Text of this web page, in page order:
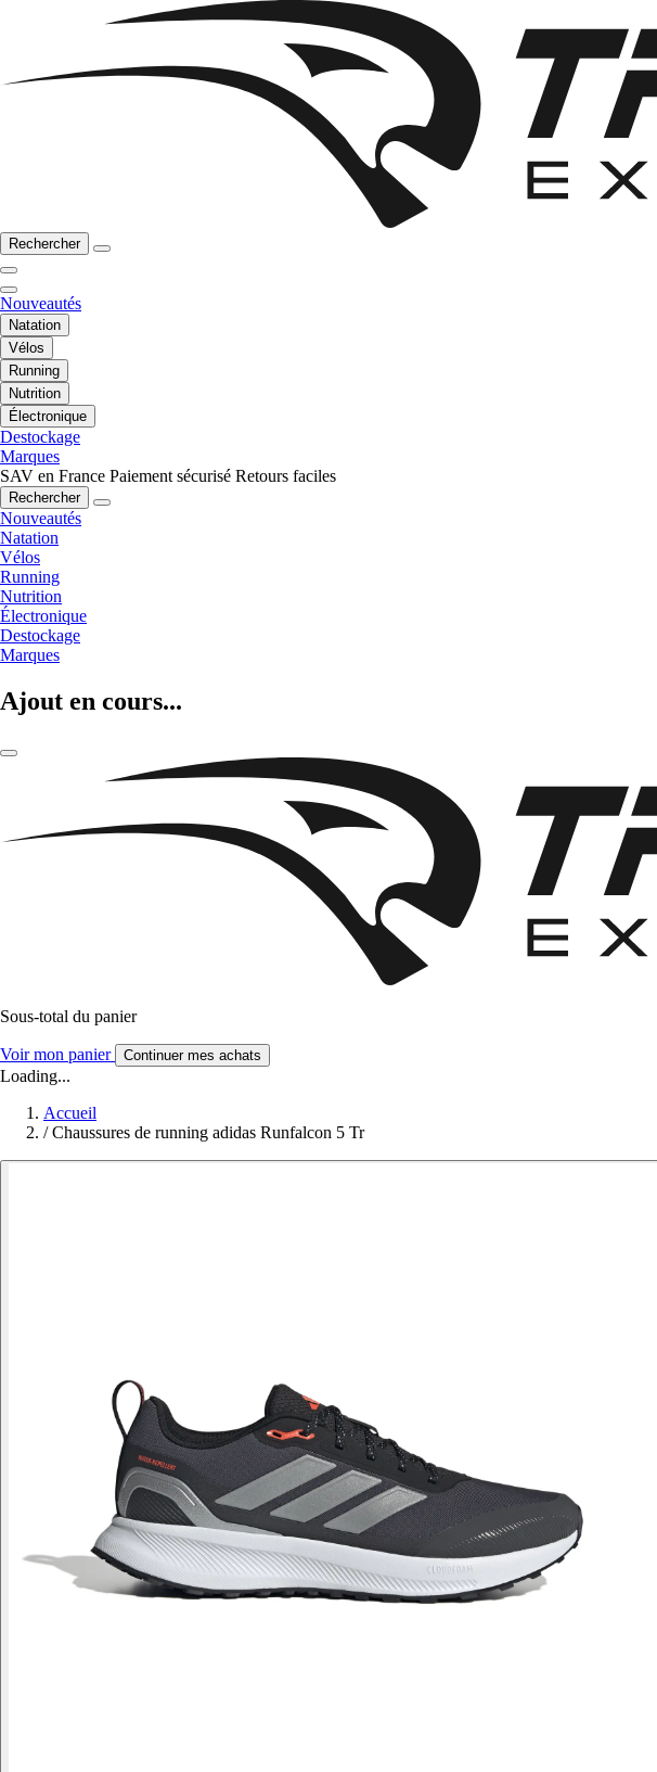
Rechercher
Nouveautés
Natation
Vélos
Running
Nutrition
Électronique
Destockage
Marques
SAV en France Paiement sécurisé Retours faciles
Rechercher
Nouveautés
Natation
Vélos
Running
Nutrition
Électronique
Destockage
Marques
Ajout en cours...
Sous-total du panier
Voir mon panier Continuer mes achats
Loading...
Accueil
/ Chaussures de running adidas Runfalcon 5 Tr